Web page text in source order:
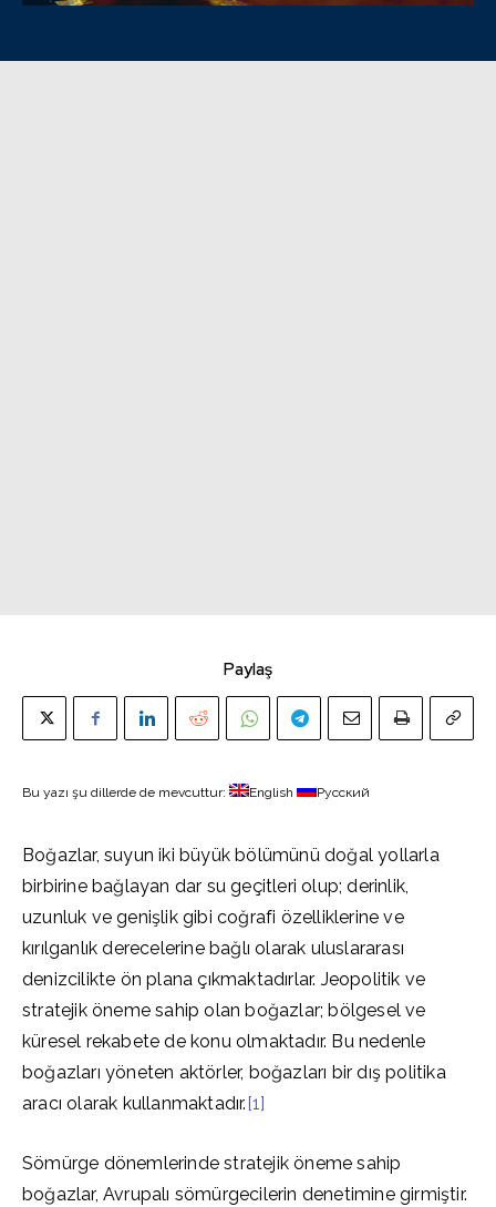
Paylaş
Bu yazı şu dillerde de mevcuttur: English Русский
Boğazlar, suyun iki büyük bölümünü doğal yollarla
birbirine bağlayan dar su geçitleri olup; derinlik,
uzunluk ve genişlik gibi coğrafi özelliklerine ve
kırılganlık derecelerine bağlı olarak uluslararası
denizcilikte ön plana çıkmaktadırlar. Jeopolitik ve
stratejik öneme sahip olan boğazlar; bölgesel ve
küresel rekabete de konu olmaktadır. Bu nedenle
boğazları yöneten aktörler, boğazları bir dış politika
aracı olarak kullanmaktadır.[1]
Sömürge dönemlerinde stratejik öneme sahip
boğazlar, Avrupalı sömürgecilerin denetimine girmiştir.